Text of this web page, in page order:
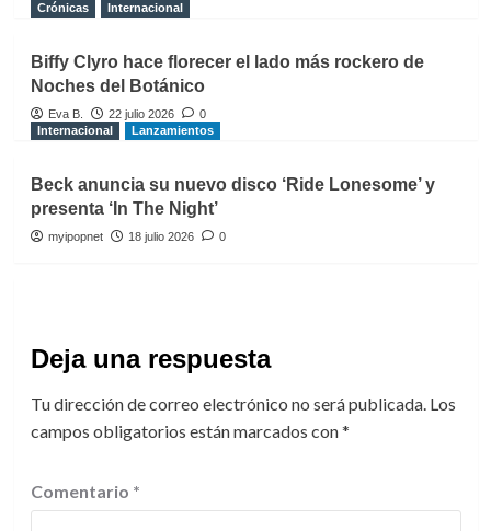
Crónicas
Internacional
Biffy Clyro hace florecer el lado más rockero de
Noches del Botánico
Eva B. 22 julio 2026
0
Internacional
Lanzamientos
Beck anuncia su nuevo disco ‘Ride Lonesome’ y
presenta ‘In The Night’
myipopnet 18 julio 2026 0
Deja una respuesta
Tu dirección de correo electrónico no será publicada. Los
campos obligatorios están marcados con*
Comentario *